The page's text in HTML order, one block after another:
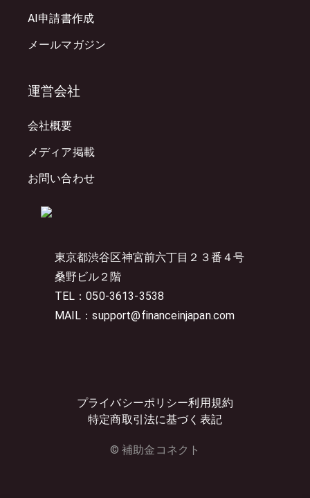
東京都渋谷区神宮前六丁目２３番４号
桑野ビル２階
TEL：050-3613-3538
MAIL：support@financeinjapan.com
プライバシーポリシー利用規約
特定商取引法に基づく表記
© 補助金コネクト
AI申請書作成
メールマガジン
運営会社
会社概要
メディア掲載
お問い合わせ